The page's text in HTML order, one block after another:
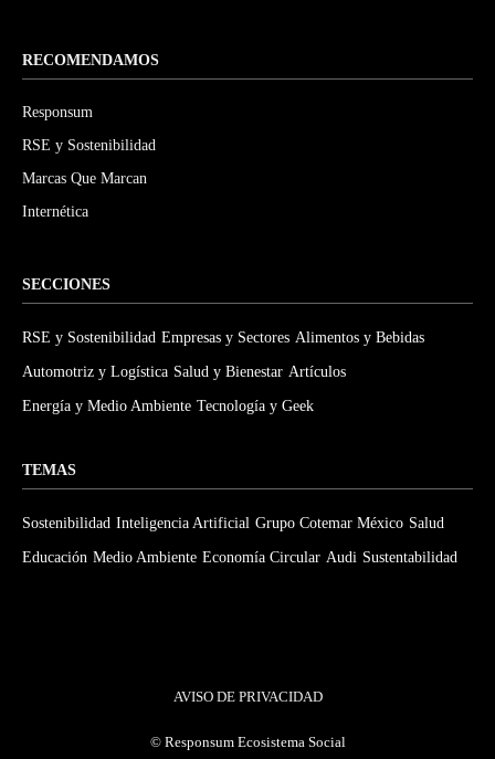
RECOMENDAMOS
Responsum
RSE y Sostenibilidad
Marcas Que Marcan
Internética
SECCIONES
RSE y Sostenibilidad Empresas y Sectores Alimentos y Bebidas
Automotriz y Logística Salud y Bienestar Artículos
Energía y Medio Ambiente Tecnología y Geek
TEMAS
Sostenibilidad Inteligencia Artificial Grupo Cotemar México Salud
Educación Medio Ambiente Economía Circular Audi Sustentabilidad
AVISO DE PRIVACIDAD
© Responsum Ecosistema Social